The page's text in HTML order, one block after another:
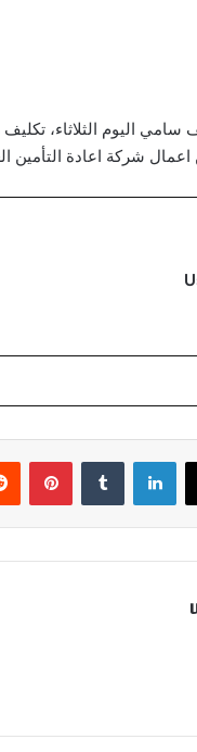
سامي اليوم الثلاثاء،
اعمال شركة اعادة التأمين
‫X لينكدإن